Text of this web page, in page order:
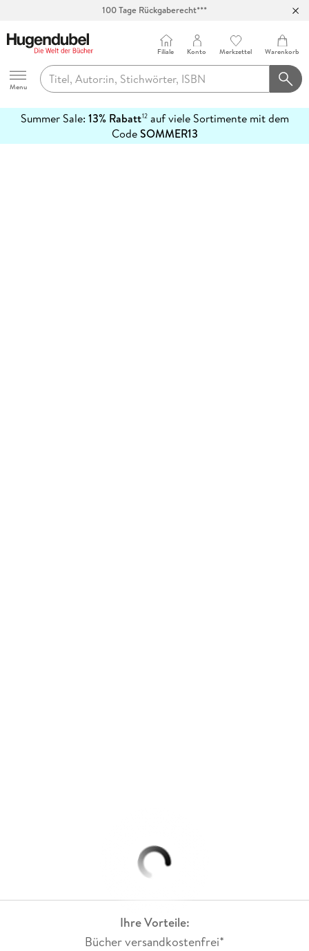
100 Tage Rückgaberecht***
Hugendubel
Menu
Filiale Konto Merkzettel Warenkorb
Summer Sale: 13% Rabatt12auf viele Sortimente mit dem
CodeSOMMER13
erfahren
Ihre Vorteile:
Bücher versandkostenfrei*